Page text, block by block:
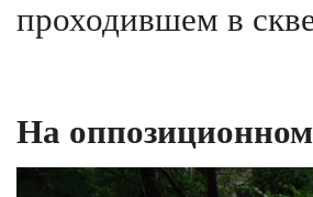
проходившем в
На